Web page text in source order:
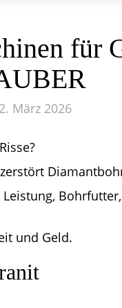
für
März 2026
und Geld.